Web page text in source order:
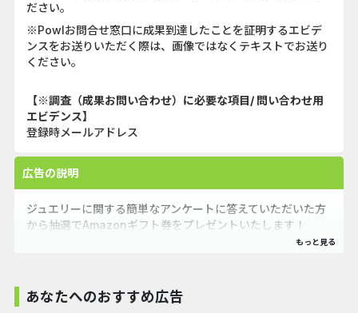
ださい。
※Powlお問合せ窓口に成果到達したことを証明するエビデ
ンスをお送りいただく際は、画像ではなくテキストでお送り
ください。
【※調査（成果お問い合わせ）に必要な項目/ 問い合わせ用
エビデンス】
登録時メールアドレス
広告の説明
ジュエリーに関する簡単なアンケートに答えていただいた方
から抽選でAmazonギフト券をプレゼントいたします！
あなたへのおすすめ広告